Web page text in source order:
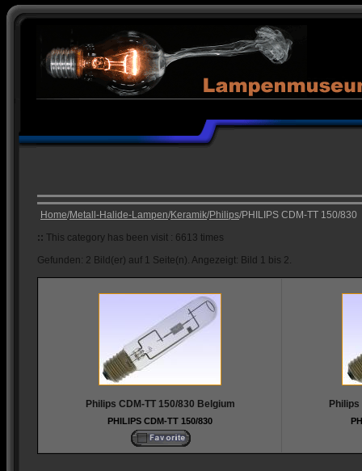
Home/Metall-Halide-Lampen/Keramik/Philips/PHILIPS CDM-TT 150/830
:: This category has been visit : 6613 times
Gefunden: 2 Bild(er) auf 1 Seite(n). Angezeigt: Bild 1 bis 2.
Philips CDM-TT 150/830 Belgium
PHILIPS CDM-TT 150/830
Philips